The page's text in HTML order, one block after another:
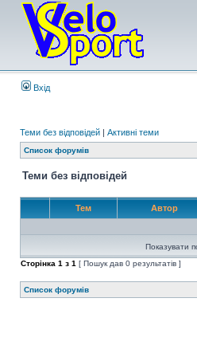
Вхід
Теми без відповідей | Активні теми
Список форумів
Теми без відповідей
Тем Автор
Показувати
Сторінка 1 з 1 [ Пошук дав 0 результатів ]
Список форумів